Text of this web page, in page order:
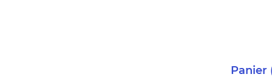
Panier